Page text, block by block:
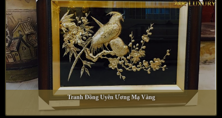
Tranh Đồng Uyên Ương Mạ Vàng